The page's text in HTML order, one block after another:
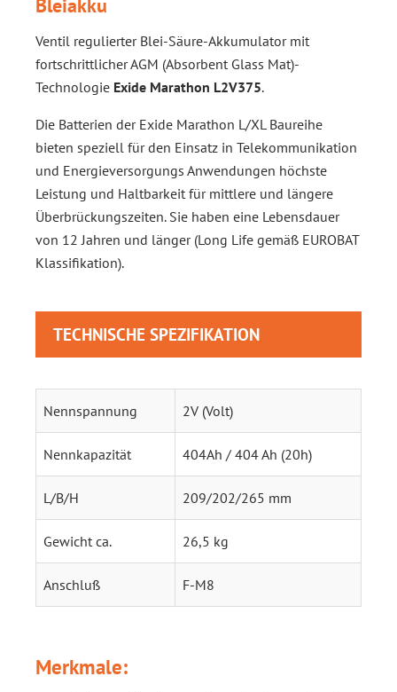
Bleiakku
Ventil regulierter Blei-Säure-Akkumulator mit
fortschrittlicher AGM (Absorbent Glass Mat)-
Technologie Exide Marathon L2V375.
Die Batterien der Exide Marathon L/XL Baureihe
bieten speziell für den Einsatz in Telekommunikation
und Energieversorgungs Anwendungen höchste
Leistung und Haltbarkeit für mittlere und längere
Überbrückungszeiten. Sie haben eine Lebensdauer
von 12 Jahren und länger (Long Life gemäß EUROBAT
Klassifikation).
TECHNISCHE SPEZIFIKATION
Nennspannung 2V (Volt)
Nennkapazität 404Ah / 404 Ah (20h)
L/B/H 209/202/265 mm
Gewicht ca. 26,5 kg
Anschluß F-M8
Merkmale: